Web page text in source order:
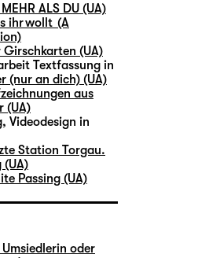
MEHR ALS DU (UA)
ihr wollt (A
Girschkarten (UA)
Textfassung in
(nur an dich) (UA)
aus
(UA)
Videodesign in
Station Torgau.
(UA)
Passing (UA)
Umsiedlerin oder